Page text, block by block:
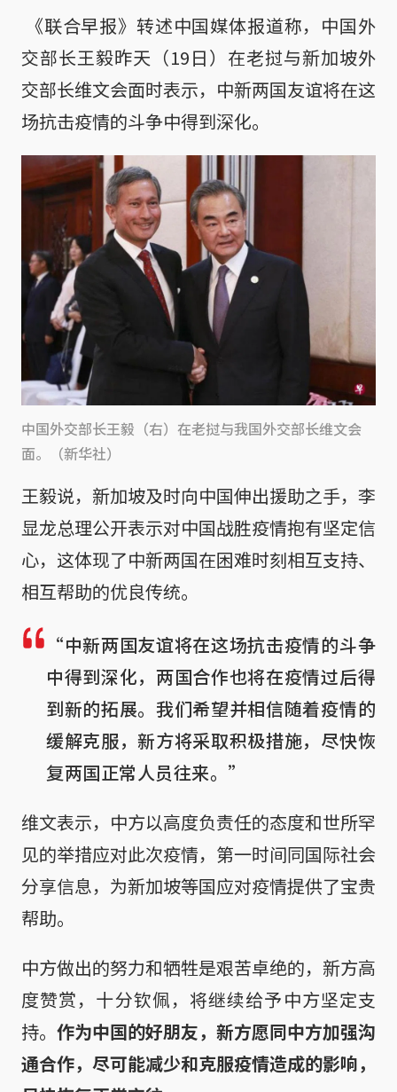
《联合早报》转述中国媒体报道称，中国外
交部长王毅昨天（19日）在老挝与新加坡外
交部长维文会面时表示，中新两国友谊将在这
场抗击疫情的斗争中得到深化。
中国外交部长王毅（右）在老挝与我国外交部长维文会
面。（新华社）
王毅说，新加坡及时向中国伸出援助之手，李
显龙总理公开表示对中国战胜疫情抱有坚定信
心，这体现了中新两国在困难时刻相互支持、
相互帮助的优良传统。
“中新两国友谊将在这场抗击疫情的斗争
中得到深化，两国合作也将在疫情过后得
到新的拓展。我们希望并相信随着疫情的
缓解克服，新方将采取积极措施，尽快恢
复两国正常人员往来。”
维文表示，中方以高度负责任的态度和世所罕
见的举措应对此次疫情，第一时间同国际社会
分享信息，为新加坡等国应对疫情提供了宝贵
帮助。
中方做出的努力和牺牲是艰苦卓绝的，新方高
度赞赏，十分钦佩，将继续给予中方坚定支
持。 作为中国的好朋友，新方愿同中方加强沟
通合作，尽可能减少和克服疫情造成的影响，